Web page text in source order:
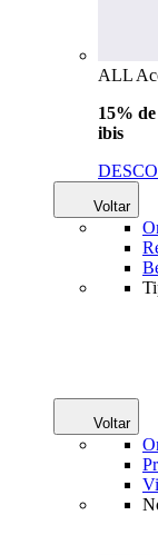
ALL
15%
ibis
Voltar
Voltar